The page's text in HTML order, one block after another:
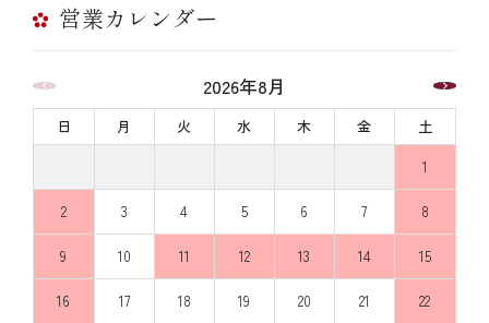
営業カレンダー
2026年8月
日 月 火 水 木 金
土
1
2 3 4 5 6 7 8
9 10 11 12 13 14 15
16 17 18 19 20 21 22